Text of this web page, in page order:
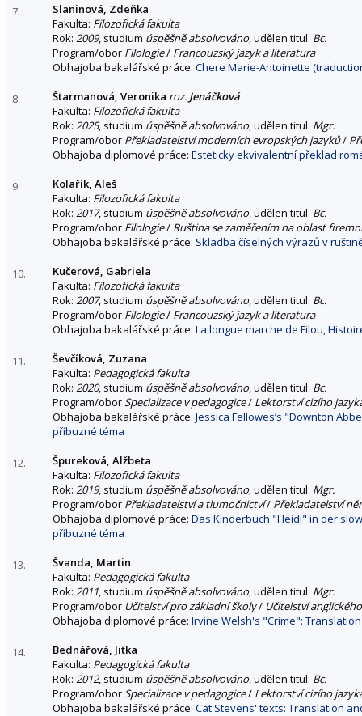
7.
Slaninová, Zdeňka
Fakulta: Filozofická fakulta
Rok: 2009, studium úspěšně absolvováno, udělen titul: Bc.
Program/obor Filologie/ Francouzský jazyk a literatura
Obhajoba bakalářské práce: Chere Marie-Antoinette
8. Štarmanová, Veronika roz. Jenáčková
Fakulta: Filozofická fakulta
Rok: 2025, studium úspěšně absolvováno, udělen titul: Mgr.
Program/obor Překladatelství moderních evropských jazyků/
Obhajoba diplomové práce: Esteticky ekvivalentní překlad
9.
Kolařík, Aleš
Fakulta: Filozofická fakulta
Rok: 2017, studium úspěšně absolvováno, udělen titul: Bc.
Program/obor Filologie/ Ruština se zaměřením na oblast
Obhajoba bakalářské práce: Skladba číselných výrazů v
10.
Kučerová, Gabriela
Fakulta: Filozofická fakulta
Rok: 2007, studium úspěšně absolvováno, udělen titul: Bc.
Program/obor Filologie/ Francouzský jazyk a literatura
Obhajoba bakalářské práce: La longue marche de Filou,
11.
Ševčíková, Zuzana
Fakulta: Pedagogická fakulta
Rok: 2020, studium úspěšně absolvováno, udělen titul: Bc.
Program/oborSpecializace v pedagogice/ Lektorství cizího
Obhajoba bakalářské práce: Jessica Fellowes’s "Downton
příbuzné téma
12.
Špureková, Alžbeta
Fakulta: Filozofická fakulta
Rok: 2019, studium úspěšně absolvováno, udělen titul: Mgr.
Program/obor Překladatelství a tlumočnictví/ Překladatelství
Obhajoba diplomové práce: Das Kinderbuch "Heidi" in der
příbuzné téma
13.
Švanda, Martin
Fakulta: Pedagogická fakulta
Rok: 2011, studium úspěšně absolvováno, udělen titul: Mgr.
Program/obor Učitelství pro základní školy/ Učitelství
Obhajoba diplomové práce: Irvine Welsh's "Crime":
14.
Bednářová, Jitka
Fakulta: Pedagogická fakulta
Rok: 2012, studium úspěšně absolvováno, udělen titul: Bc.
Program/oborSpecializace v pedagogice/ Lektorství cizího
Obhajoba bakalářské práce: Cat Stevens' texts: Translation